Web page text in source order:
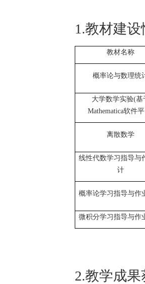
1.教材建
教材名称
概率论与数理统
大学数学实验(基
Mathematica软件
离散数学
线性代数学习指导与
计
概率论学习指导与作
微积分学习指导与作
2.教学成果